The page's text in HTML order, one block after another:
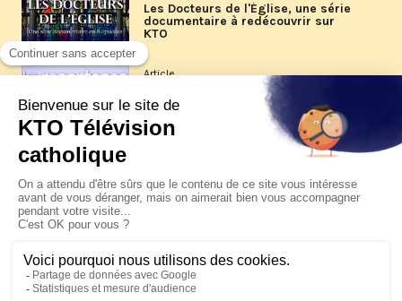
Les Docteurs de l'Église, une série
documentaire à redécouvrir sur
KTO
Article
Les reportages d'été 2026 de KTO
La visite pastorale du pape Léon
XIV à Assise à suivre sur KTO le
jeudi 6 août
Le pape en Uruguay, Argentine et
Pérou du 6 au 17 novembre 2026